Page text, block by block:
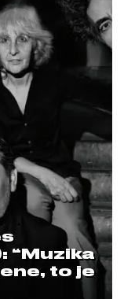
“Muzika
to je